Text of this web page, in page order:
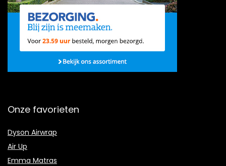
Onze favorieten
Dyson Airwrap
Air Up
Emma Matras